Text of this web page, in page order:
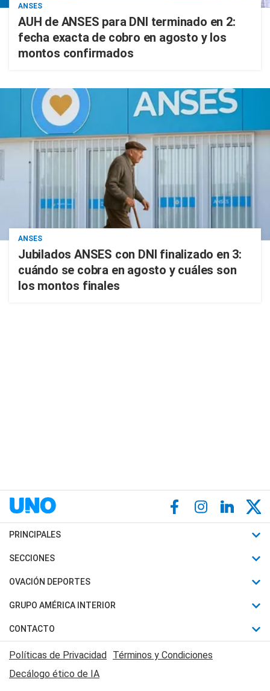
ANSES
AUH de ANSES para DNI terminado en 2:
fecha exacta de cobro en agosto y los
montos confirmados
ANSES
Jubilados ANSES con DNI finalizado en 3:
cuándo se cobra en agosto y cuáles son
los montos finales
PRINCIPALES
Últimas Noticias
Política
Judiciales
Economia
SECCIONES
Horóscopo
Motores
Trucos caseros
Series y Películas
Edictos y Solicitadas
OVACIÓN DEPORTES
Fútbol
Mundial
Automovilismo
Rugby
GRUPO AMÉRICA INTERIOR
Canal 7 en Vivo
CONTACTO
Acerca de Nosotros
Contactanos
Políticas de Privacidad Términos y Condiciones
Decálogo ético de IA